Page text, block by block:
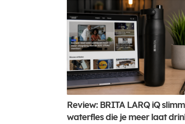
Review: BRITA LARQ iQ
waterfles die je meer laat